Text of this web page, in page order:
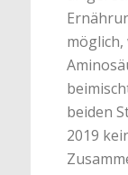
möglich,
beiden
2019